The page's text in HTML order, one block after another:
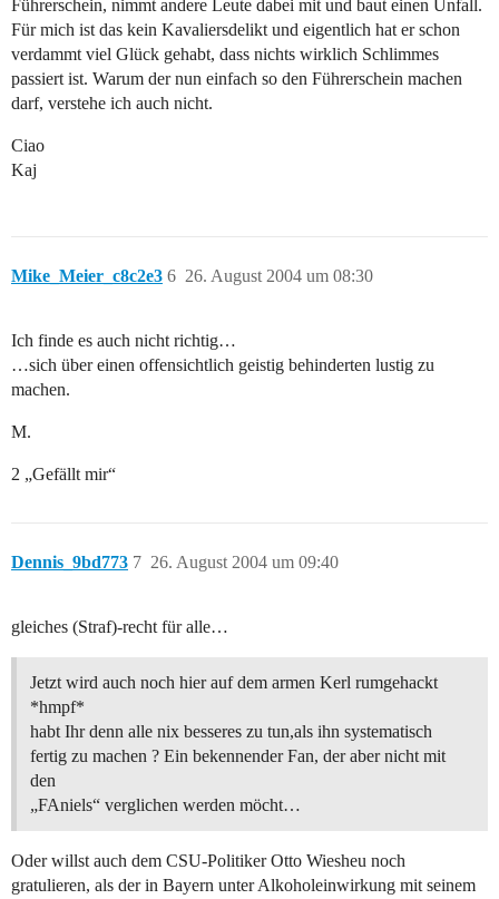
Führerschein, nimmt andere Leute dabei mit und baut einen Unfall.
Für mich ist das kein Kavaliersdelikt und eigentlich hat er schon
verdammt viel Glück gehabt, dass nichts wirklich Schlimmes
passiert ist. Warum der nun einfach so den Führerschein machen
darf, verstehe ich auch nicht.
Ciao
Kaj
Mike_Meier_c8c2e3 26. August 2004 um 08:30
6
Ich finde es auch nicht richtig…
…sich über einen offensichtlich geistig behinderten lustig zu
machen.
M.
2 „Gefällt mir“
Dennis_9bd773 26. August 2004 um 09:40
7
gleiches (Straf)-recht für alle…
Jetzt wird auch noch hier auf dem armen Kerl rumgehackt
*hmpf*
habt Ihr denn alle nix besseres zu tun,als ihn systematisch
fertig zu machen ? Ein bekennender Fan, der aber nicht mit
den
„FAniels“ verglichen werden möcht…
Oder willst auch dem CSU-Politiker Otto Wiesheu noch
gratulieren, als der in Bayern unter Alkoholeinwirkung mit seinem